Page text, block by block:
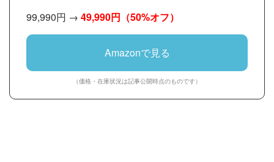
99,990円 → 49,990円 （50%オフ）
Amazonで見る
（価格・在庫状況は記事公開時点のものです）